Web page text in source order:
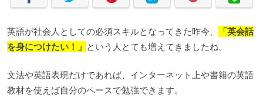
英語が社会人としての必須スキルとなってきた昨今、
「英会話
を身につけたい！」 という人とても増えてきましたね。
文法や英語表現だけであれば、インターネット上や書籍の英語
教材を使えば自分のペースで勉強できます。